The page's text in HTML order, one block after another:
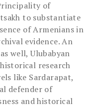
of
to substantiate
of Armenians in
evidence. An
well, Ulubabyan
research
like Sardarapat,
defender of
and historical